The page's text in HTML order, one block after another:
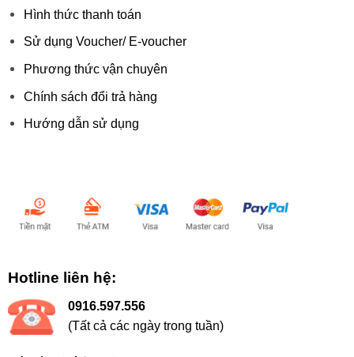
Hình thức thanh toán
Sử dụng Voucher/ E-voucher
Phương thức vận chuyên
Chính sách đổi trả hàng
Hướng dẫn sử dụng
Hotline liên hệ:
0916.597.556
(Tất cả các ngày trong tuần)